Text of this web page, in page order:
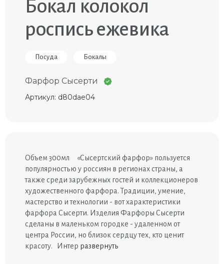
Бокал колокол
роспись ежевика
Посуда Бокалы
Фарфор Сысерти
Артикул: d80dae04
Объем 300мл «Сысертский фарфор» пользуется
популярностью у россиян в регионах страны, а
также среди зарубежных гостей и коллекционеров
художественного фарфора. Традиции, умение,
мастерство и технологии - вот характеристики
фарфора Сысерти. Изделия Фарфоры Сысерти
сделаны в маленьком городке - удаленном от
центра России, но близок сердцу тех, кто ценит
красоту. Интер развернуть